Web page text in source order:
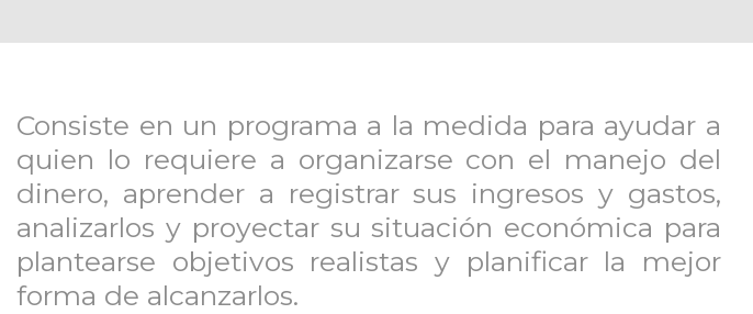
Consiste en un programa a la medida para ayudar a
quien lo requiere a organizarse con el manejo del
dinero, aprender a registrar sus ingresos y gastos,
analizarlos y proyectar su situación económica para
plantearse objetivos realistas y planificar la mejor
forma de alcanzarlos.